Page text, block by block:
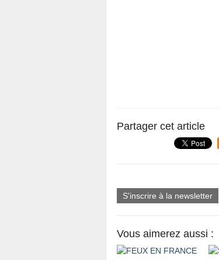
Partager cet article
S'inscrire à la newsletter
Vous aimerez aussi :